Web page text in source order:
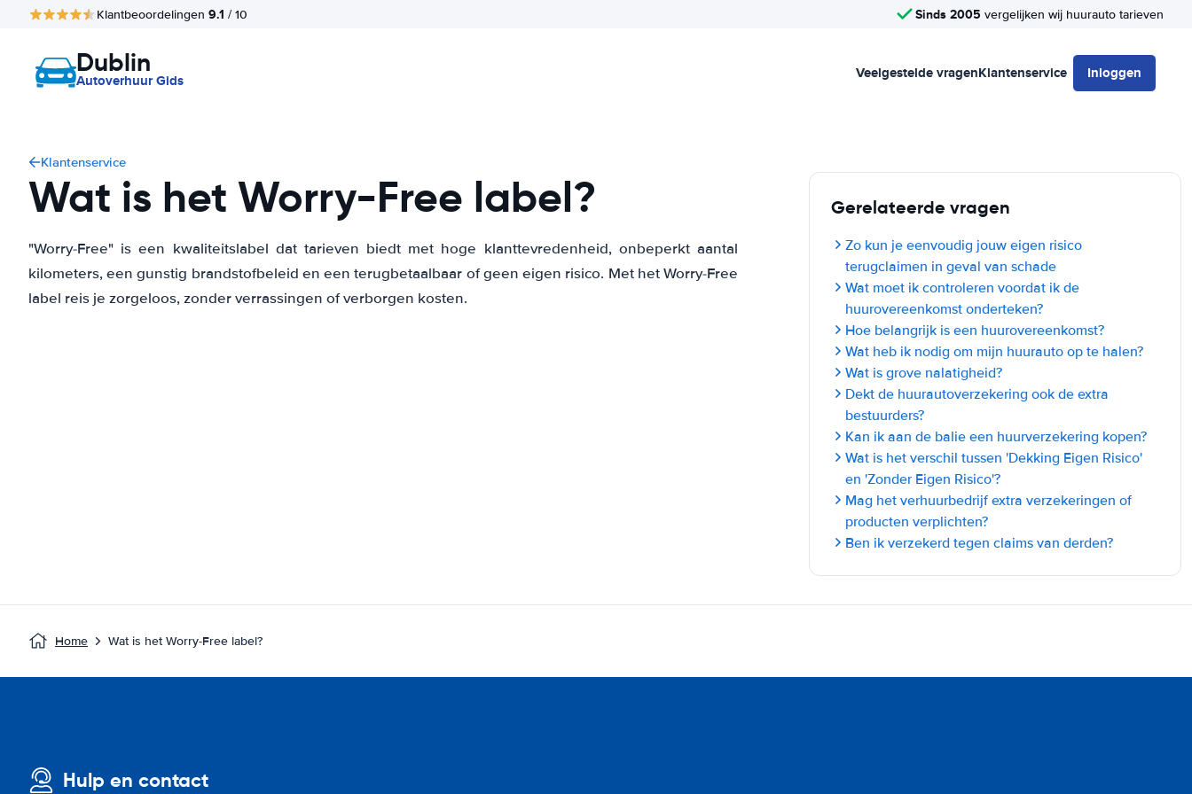
Klantbeoordelingen 9.1 / 10 Sinds 2005 vergelijken wij huurauto tarieven
Dublin
Autoverhuur Gids Veelgestelde vragenKlantenservice Inloggen
Klantenservice
Wat is het Worry-Free label?
"Worry-Free" is een kwaliteitslabel dat tarieven biedt met hoge klanttevredenheid, onbeperkt aantal
kilometers, een gunstig brandstofbeleid en een terugbetaalbaar of geen eigen risico. Met het Worry-Free
label reis je zorgeloos, zonder verrassingen of verborgen kosten.
Gerelateerde vragen
Zo kun je eenvoudig jouw eigen risico
terugclaimen in geval van schade
Wat moet ik controleren voordat ik de
huurovereenkomst onderteken?
Hoe belangrijk is een huurovereenkomst?
Wat heb ik nodig om mijn huurauto op te halen?
Wat is grove nalatigheid?
Dekt de huurautoverzekering ook de extra
bestuurders?
Kan ik aan de balie een huurverzekering kopen?
Wat is het verschil tussen 'Dekking Eigen Risico'
en 'Zonder Eigen Risico'?
Mag het verhuurbedrijf extra verzekeringen of
producten verplichten?
Ben ik verzekerd tegen claims van derden?
Home Wat is het Worry-Free label?
Hulp en contact